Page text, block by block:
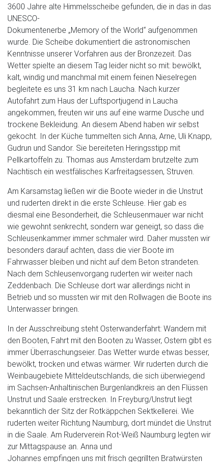
3600 Jahre alte Himmelsscheibe gefunden, die in das in das
UNESCO-
Dokumentenerbe „Memory of the World“ aufgenommen
wurde. Die Scheibe dokumentiert die astronomischen
Kenntnisse unserer Vorfahren aus der Bronzezeit. Das
Wetter spielte an diesem Tag leider nicht so mit: bewölkt,
kalt, windig und manchmal mit einem feinen Nieselregen
begleitete es uns 31 km nach Laucha. Nach kurzer
Autofahrt zum Haus der Luftsportjugend in Laucha
angekommen, freuten wir uns auf eine warme Dusche und
trockene Bekleidung. An diesem Abend haben wir selbst
gekocht. In der Küche tummelten sich Anna, Arne, Uli Knapp,
Gudrun und Sandor. Sie bereiteten Heringsstipp mit
Pellkartoffeln zu. Thomas aus Amsterdam brutzelte zum
Nachtisch ein westfälisches Karfreitagsessen, Struven.
Am Karsamstag ließen wir die Boote wieder in die Unstrut
und ruderten direkt in die erste Schleuse. Hier gab es
diesmal eine Besonderheit, die Schleusenmauer war nicht
wie gewohnt senkrecht, sondern war geneigt, so dass die
Schleusenkammer immer schmaler wird. Daher mussten wir
besonders darauf achten, dass die vier Boote im
Fahrwasser bleiben und nicht auf dem Beton strandeten.
Nach dem Schleusenvorgang ruderten wir weiter nach
Zeddenbach. Die Schleuse dort war allerdings nicht in
Betrieb und so mussten wir mit den Rollwagen die Boote ins
Unterwasser bringen.
In der Ausschreibung steht Osterwanderfahrt: Wandern mit
den Booten, Fahrt mit den Booten zu Wasser, Ostern gibt es
immer Überraschungseier. Das Wetter wurde etwas besser,
bewölkt, trocken und etwas wärmer. Wir ruderten durch die
Weinbaugebiete Mitteldeutschlands, die sich überwiegend
im Sachsen-Anhaltinischen Burgenlandkreis an den Flüssen
Unstrut und Saale erstrecken. In Freyburg/Unstrut liegt
bekanntlich der Sitz der Rotkäppchen Sektkellerei. Wie
ruderten weiter Richtung Naumburg, dort mündet die Unstrut
in die Saale. Am Ruderverein Rot-Weiß Naumburg legten wir
zur Mittagspause an. Anna und
Johannes empfingen uns mit frisch gegrillten Bratwürsten